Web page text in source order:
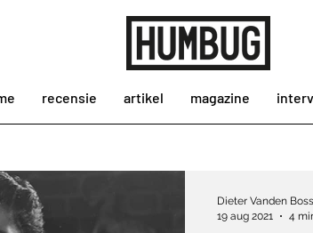
recensie artikel magazine
Dieter Vanden
19 aug 2021
4